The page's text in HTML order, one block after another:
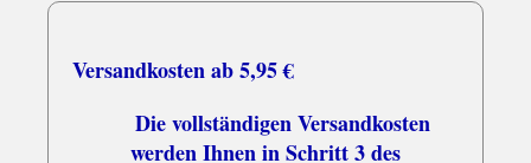
Versandkosten ab 5,95 €
Die vollständigen Versandkosten
werden Ihnen in Schritt 3 des